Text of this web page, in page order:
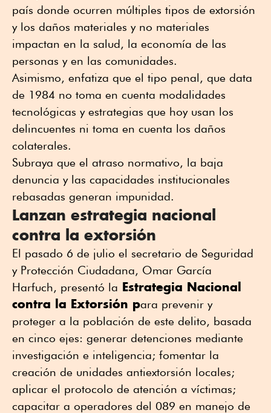
país donde ocurren múltiples tipos de extorsión
y los daños materiales y no materiales
impactan en la salud, la economía de las
personas y en las comunidades.
Asimismo, enfatiza que el tipo penal, que data
de 1984 no toma en cuenta modalidades
tecnológicas y estrategias que hoy usan los
delincuentes ni toma en cuenta los daños
colaterales.
Subraya que el atraso normativo, la baja
denuncia y las capacidades institucionales
rebasadas generan impunidad.
Lanzan estrategia nacional
contra la extorsión
El pasado 6 de julio el secretario de Seguridad
y Protección Ciudadana, Omar García
Harfuch, presentó la Estrategia Nacional
contra la Extorsión para prevenir y
proteger a la población de este delito, basada
en cinco ejes: generar detenciones mediante
investigación e inteligencia; fomentar la
creación de unidades antiextorsión locales;
aplicar el protocolo de atención a víctimas;
capacitar a operadores del 089 en manejo de